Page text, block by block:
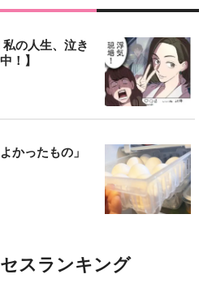
の人生、泣き
！】
かったもの」
スランキング